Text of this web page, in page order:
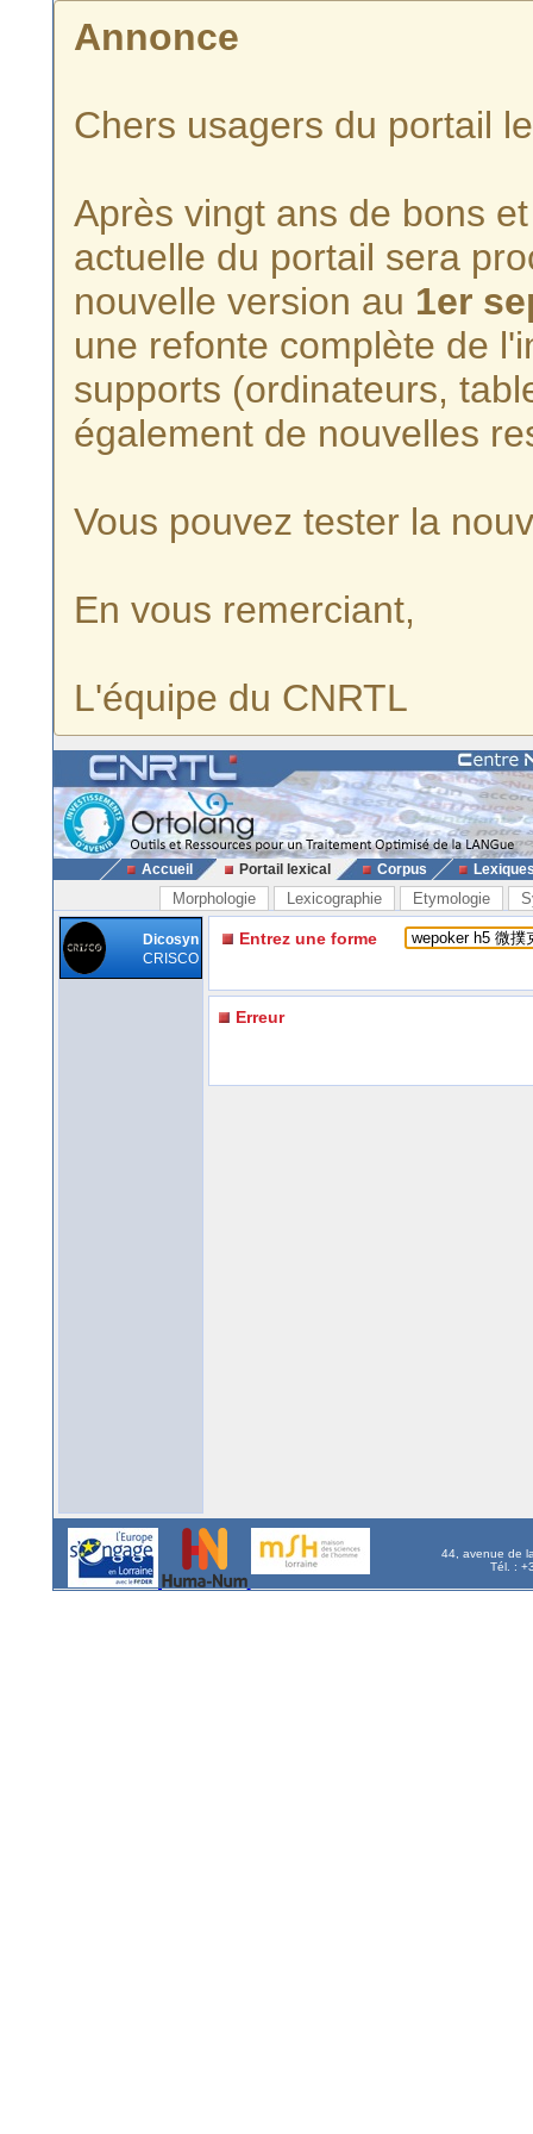
Annonce
Chers usagers du portail
Après vingt ans de bons
actuelle du portail sera
nouvelle version au 1er
une refonte complète de
supports (ordinateurs,
également de nouvelles
Vous pouvez tester la
En vous remerciant,
L'équipe du CNRTL
Accueil Portail lexical Corpus
Morphologie Lexicographie Etymologie
Dicosyn
CRISCO
Entrez une forme
Erreur
44, avenue de
Tél. :